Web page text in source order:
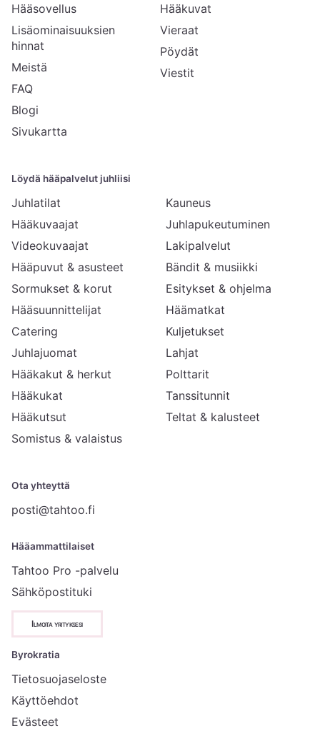
Ota yhteyttä
posti@tahtoo.fi
Hääammattilaiset
Tahtoo Pro -palvelu
Sähköpostituki
Ilmoita yrityksesi
Byrokratia
Tietosuojaseloste
Käyttöehdot
Evästeet
Hääsovellus
Lisäominaisuuksien
hinnat
Meistä
FAQ
Blogi
Sivukartta
Hääkuvat
Vieraat
Pöydät
Viestit
Löydä hääpalvelut juhliisi
Juhlatilat
Hääkuvaajat
Videokuvaajat
Hääpuvut & asusteet
Sormukset & korut
Hääsuunnittelijat
Catering
Juhlajuomat
Hääkakut & herkut
Hääkukat
Hääkutsut
Somistus & valaistus
Kauneus
Juhlapukeutuminen
Lakipalvelut
Bändit & musiikki
Esitykset & ohjelma
Häämatkat
Kuljetukset
Lahjat
Polttarit
Tanssitunnit
Teltat & kalusteet